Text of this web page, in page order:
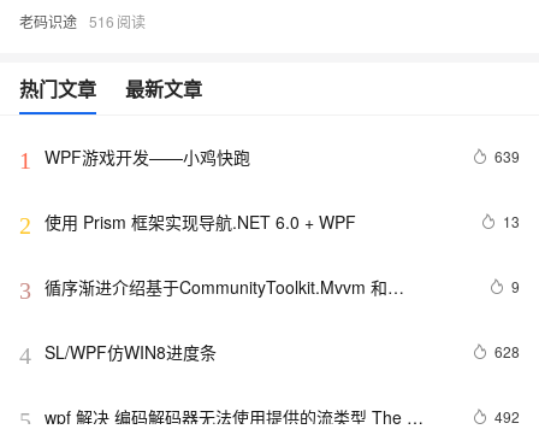
老码识途 516
热门文章 最新文章
1 WPF游戏开发——小鸡快跑 639
2 使用 Prism 框架实现导航.NET 6.0 + WPF 13
3 循序渐进介绍基于CommunityToolkit.Mvvm 和
接编辑保存数据
9
4 SL/WPF仿WIN8进度条 628
5 wpf 解决 编码解码器无法使用提供的流类型 The
492